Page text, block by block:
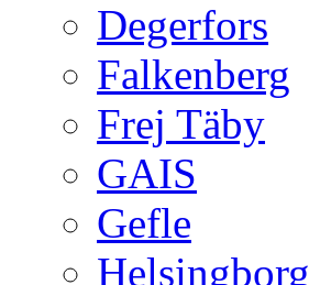
Degerfors
Falkenberg
Frej Täby
GAIS
Gefle
Helsingborg